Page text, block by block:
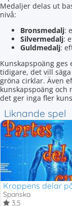
Medaljer delas ut
nivå:
Bronsmedalj:
Silvermedalj:
Guldmedalj:
Kunskapspoäng
tidigare, det vill
gröna cirklar. Även
kunskapspoäng
det ger inga fler
Liknande spel
Kroppens delar
Spanska
3,5